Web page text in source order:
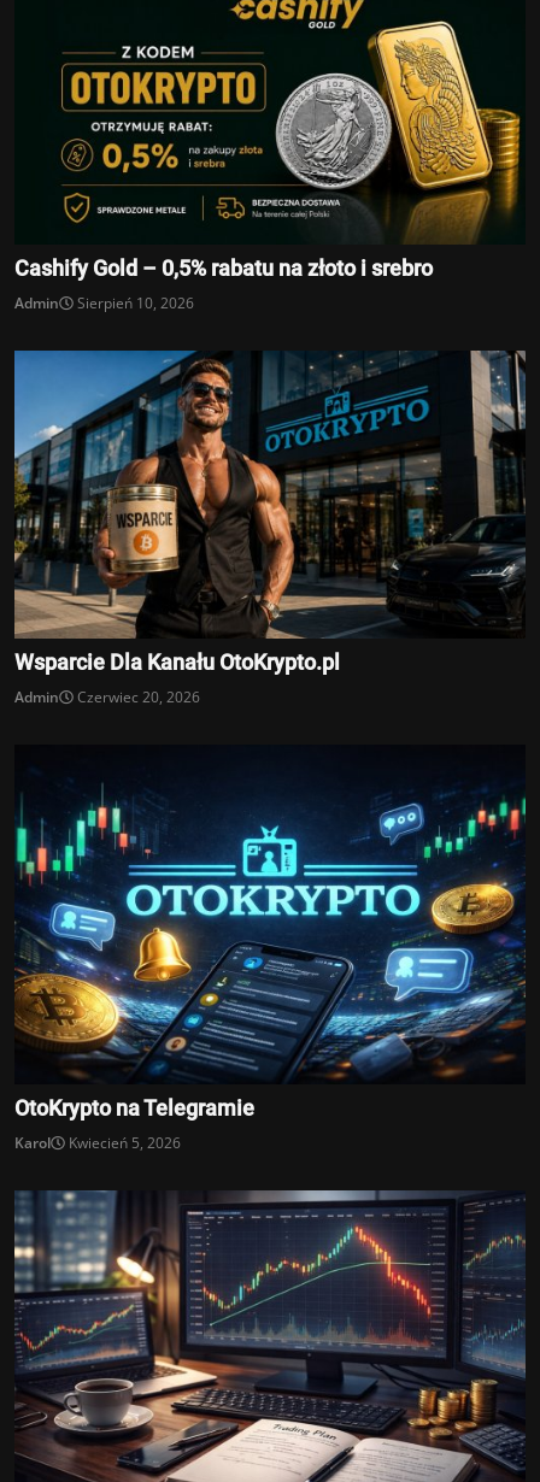
Cashify Gold – 0,5% rabatu na złoto i srebro
Admin Sierpień 10, 2026
Wsparcie Dla Kanału OtoKrypto.pl
Admin Czerwiec 20, 2026
OtoKrypto na Telegramie
Karol Kwiecień 5, 2026